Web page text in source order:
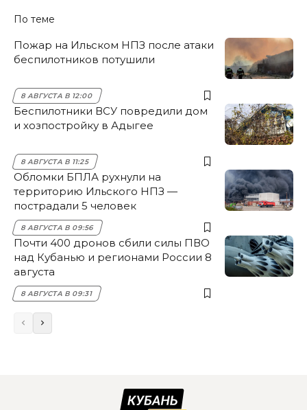
По теме
Пожар на Ильском НПЗ после атаки
беспилотников потушили
8 АВГУСТА В 12:00
Беспилотники ВСУ повредили дом
и хозпостройку в Адыгее
8 АВГУСТА В 11:25
Обломки БПЛА рухнули на
территорию Ильского НПЗ —
пострадали 5 человек
8 АВГУСТА В 09:56
Почти 400 дронов сбили силы ПВО
над Кубанью и регионами России 8
августа
8 АВГУСТА В 09:31